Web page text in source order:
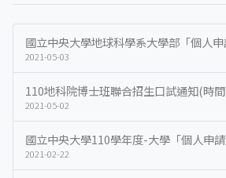
國立中央大學地球科學系大學部「個人
2021-05-03
110地科院博士班聯合招生口試通知(時
2021-05-02
國立中央大學110學年度-大學「個人申
2021-02-22